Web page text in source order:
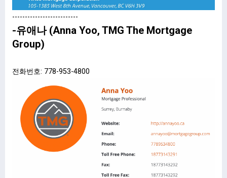
--------------------------
-유애나 (Anna Yoo, TMG The Mortgage
Group)
전화번호: 778-953-4800